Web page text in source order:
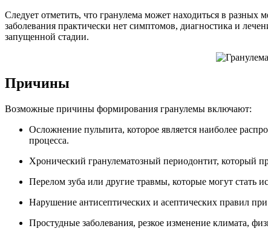
Следует отметить, что гранулема может находиться в разных
заболевания практически нет симптомов, диагностика и
запущенной стадии.
Причины
Возможные причины формирования гранулемы включают:
Осложнение пульпита, которое является наиболее
процесса.
Хронический гранулематозный периодонтит, который
Перелом зуба или другие травмы, которые могут стать
Нарушение антисептических и асептических правил
Простудные заболевания, резкое изменение климата,